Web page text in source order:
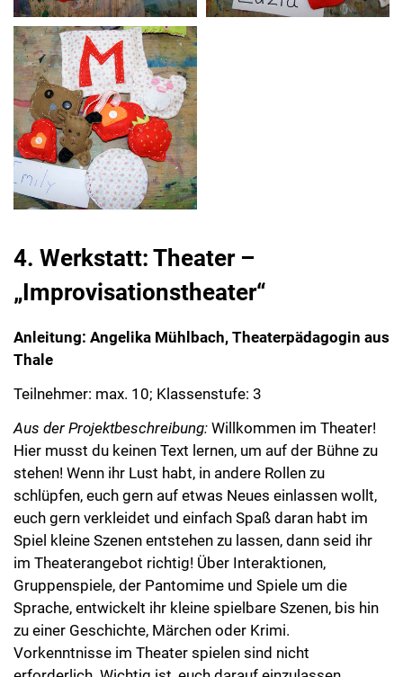
4. Werkstatt: Theater –
„Improvisationstheater“
Anleitung: Angelika Mühlbach, Theaterpädagogin aus
Thale
Teilnehmer: max. 10; Klassenstufe: 3
Aus der Projektbeschreibung: Willkommen im Theater!
Hier musst du keinen Text lernen, um auf der Bühne zu
stehen! Wenn ihr Lust habt, in andere Rollen zu
schlüpfen, euch gern auf etwas Neues einlassen wollt,
euch gern verkleidet und einfach Spaß daran habt im
Spiel kleine Szenen entstehen zu lassen, dann seid ihr
im Theaterangebot richtig! Über Interaktionen,
Gruppenspiele, der Pantomime und Spiele um die
Sprache, entwickelt ihr kleine spielbare Szenen, bis hin
zu einer Geschichte, Märchen oder Krimi.
Vorkenntnisse im Theater spielen sind nicht